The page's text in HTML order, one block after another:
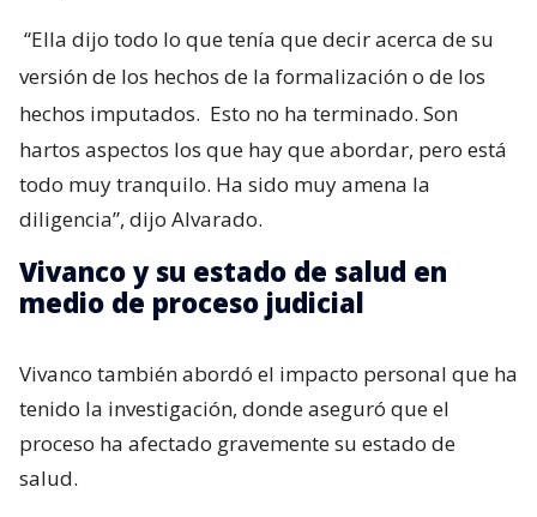
“Ella dijo todo lo que tenía que decir acerca de su
versión de los hechos de la formalización o de los
hechos imputados. Esto no ha terminado. Son
hartos aspectos los que hay que abordar, pero está
todo muy tranquilo. Ha sido muy amena la
diligencia”, dijo Alvarado.
Vivanco y su estado de salud en
medio de proceso judicial
Vivanco también abordó el impacto personal que ha
tenido la investigación, donde aseguró que el
proceso ha afectado gravemente su estado de
salud.